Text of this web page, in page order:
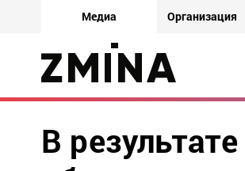
Медиа Организация
В